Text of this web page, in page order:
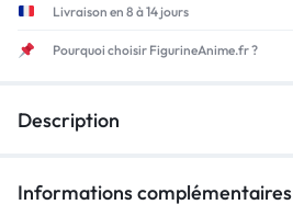
Livraison en 8 à 14 jours
Pourquoi choisir FigurineAnime.fr ?
Description
Informations complémentaires